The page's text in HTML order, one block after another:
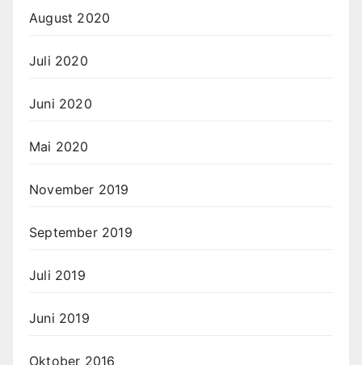
August 2020
Juli 2020
Juni 2020
Mai 2020
November 2019
September 2019
Juli 2019
Juni 2019
Oktober 2016